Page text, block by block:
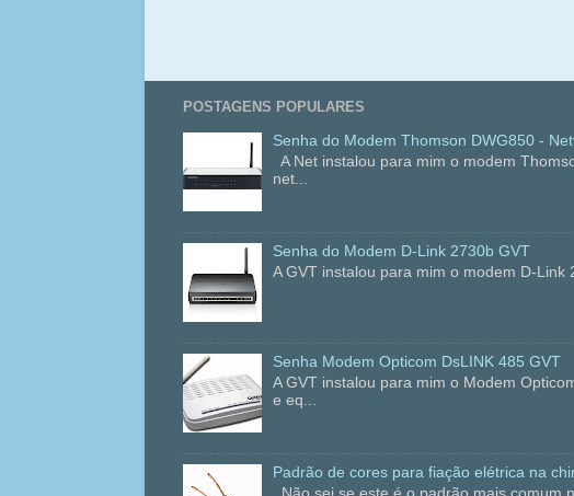
POSTAGENS POPULARES
Senha do Modem Thomson DWG850 -
A Net instalou para mim o modem
net...
Senha do Modem D-Link 2730b GVT
A GVT instalou para mim o modem D-
Senha Modem Opticom DsLINK 485 GVT
A GVT instalou para mim o Modem
e eq...
Padrão de cores para fiação elétrica na